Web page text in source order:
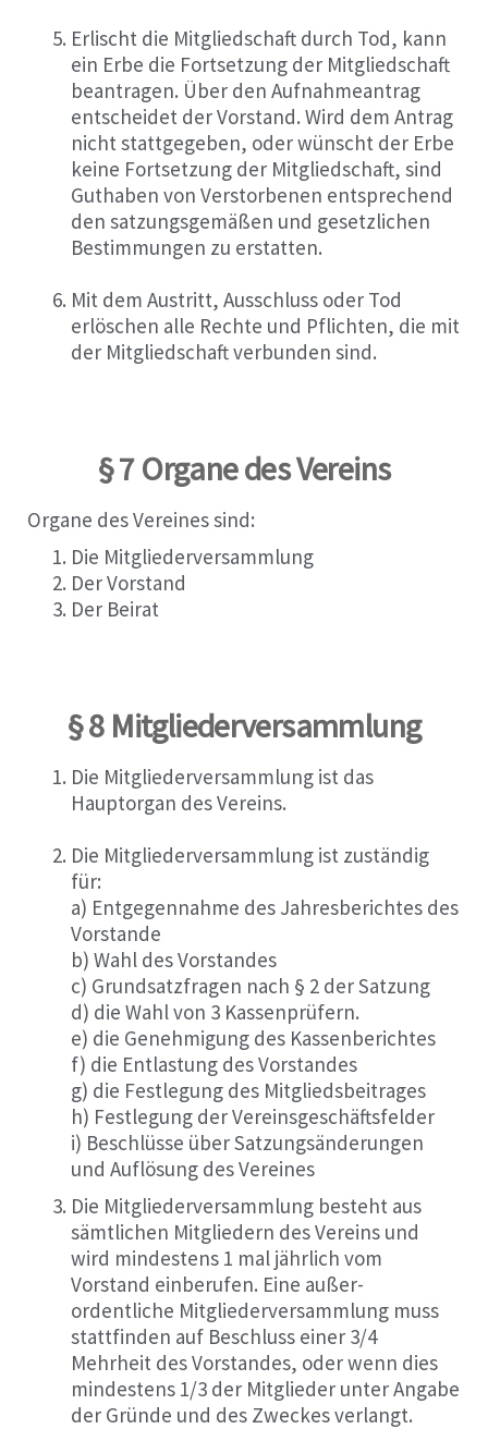
Erlischt die Mitgliedschaft durch Tod, kann
ein Erbe die Fortsetzung der Mitgliedschaft
beantragen. Über den Aufnahmeantrag
entscheidet der Vorstand. Wird dem Antrag
nicht stattgegeben, oder wünscht der Erbe
keine Fortsetzung der Mitgliedschaft, sind
Guthaben von Verstorbenen entsprechend
den satzungsgemäßen und gesetzlichen
Bestimmungen zu erstatten.
Mit dem Austritt, Ausschluss oder Tod
erlöschen alle Rechte und Pflichten, die mit
der Mitgliedschaft verbunden sind.
§ 7 Organe des Vereins
Organe des Vereines sind:
Die Mitgliederversammlung
Der Vorstand
Der Beirat
§ 8 Mitgliederversammlung
Die Mitgliederversammlung ist das
Hauptorgan des Vereins.
Die Mitgliederversammlung ist zuständig
für:
a) Entgegennahme des Jahresberichtes des
Vorstande
b) Wahl des Vorstandes
c) Grundsatzfragen nach § 2 der Satzung
d) die Wahl von 3 Kassenprüfern.
e) die Genehmigung des Kassenberichtes
f) die Entlastung des Vorstandes
g) die Festlegung des Mitgliedsbeitrages
h) Festlegung der Vereinsgeschäftsfelder
i) Beschlüsse über Satzungsänderungen
und Auflösung des Vereines
Die Mitgliederversammlung besteht aus
sämtlichen Mitgliedern des Vereins und
wird mindestens 1 mal jährlich vom
Vorstand einberufen. Eine außer-
ordentliche Mitgliederversammlung muss
stattfinden auf Beschluss einer 3/4
Mehrheit des Vorstandes, oder wenn dies
mindestens 1/3 der Mitglieder unter Angabe
der Gründe und des Zweckes verlangt.